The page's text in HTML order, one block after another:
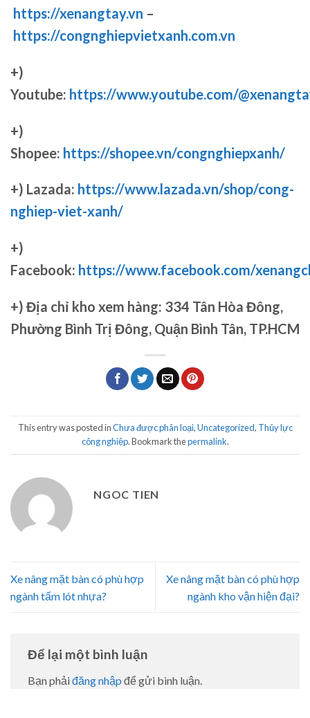
https://xenangtay.vn –
https://congnghiepvietxanh.com.vn
+)
Youtube: https://www.youtube.com/
+)
Shopee: https://shopee.vn/congnghiepxanh/
+) Lazada: https://www.lazada.vn/shop/cong-
nghiep-viet-xanh/
+)
Facebook: https://www.facebook.com/
+) Địa chỉ kho xem hàng: 334 Tân Hòa Đông,
Phường Bình Trị Đông, Quận Bình Tân, TP.HCM
This entry was posted inChưa được phân loại,Uncategorized, Thủy lực
công nghiệp. Bookmark thepermalink.
NGOC TIEN
Xe nâng mặt bàn có phù hợp
ngành tấm lót nhựa?
Xe nâng mặt bàn có phù hợp
ngành kho vận hiện đại?
Để lại một bình luận
Bạn phải đăng nhập để gửi bình luận.